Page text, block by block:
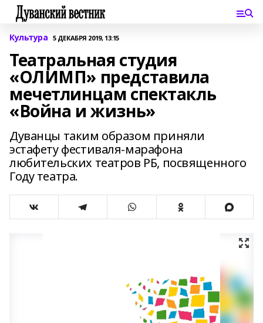
Культура 5 ДЕКАБРЯ 2019, 13:15
Театральная студия
«ОЛИМП» представила
мечетлинцам спектакль
«Война и жизнь»
Дуванцы таким образом приняли
эстафету фестиваля-марафона
любительских театров РБ, посвященного
Году театра.